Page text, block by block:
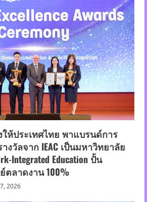
ให้ประเทศไทย พาแบรนด์การ
งวัลจาก IEAC เป็นมหาวิทยาลัย
Integrated Education ปั้น
ลาดงาน 100%
2026